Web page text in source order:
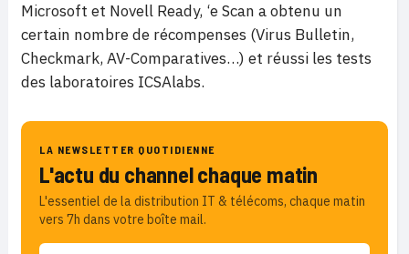
Microsoft et Novell Ready, ‘e Scan a obtenu un
certain nombre de récompenses (Virus Bulletin,
Checkmark, AV-Comparatives…) et réussi les tests
des laboratoires ICSAlabs.
LA NEWSLETTER QUOTIDIENNE
L'actu du channel chaque matin
L'essentiel de la distribution IT & télécoms, chaque matin
vers 7h dans votre boîte mail.